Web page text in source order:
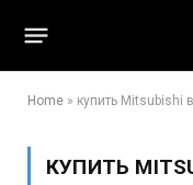
Home » купить Mitsubishi
КУПИТЬ